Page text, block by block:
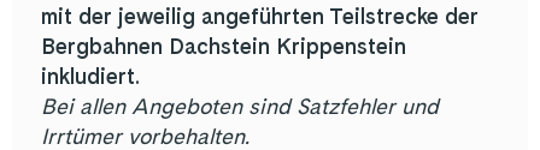
mit der jeweilig angeführten Teilstrecke der
Bergbahnen Dachstein Krippenstein
inkludiert.
Bei allen Angeboten sind Satzfehler und
Irrtümer vorbehalten.